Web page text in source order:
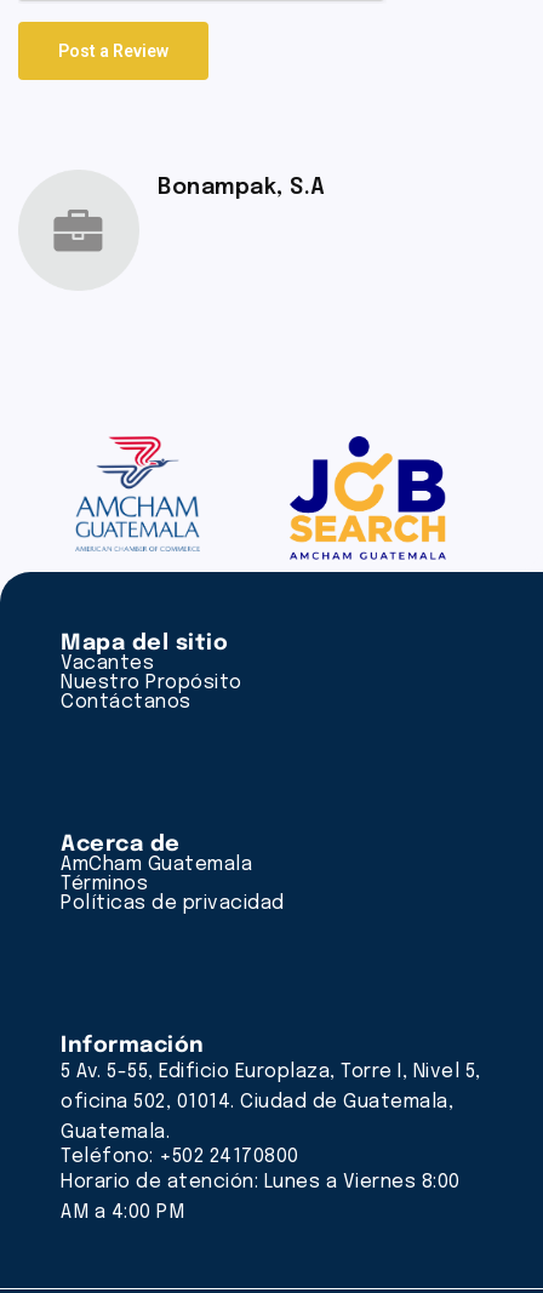
Post a Review
Bonampak, S.A
Mapa del sitio
Vacantes
Nuestro Propósito
Contáctanos
Acerca de
AmCham Guatemala
Términos
Políticas de privacidad
Información
5 Av. 5-55, Edificio Europlaza, Torre I, Nivel 5,
oficina 502, 01014. Ciudad de Guatemala,
Guatemala.
Teléfono: +502 24170800
Horario de atención: Lunes a Viernes 8:00
AM a 4:00 PM